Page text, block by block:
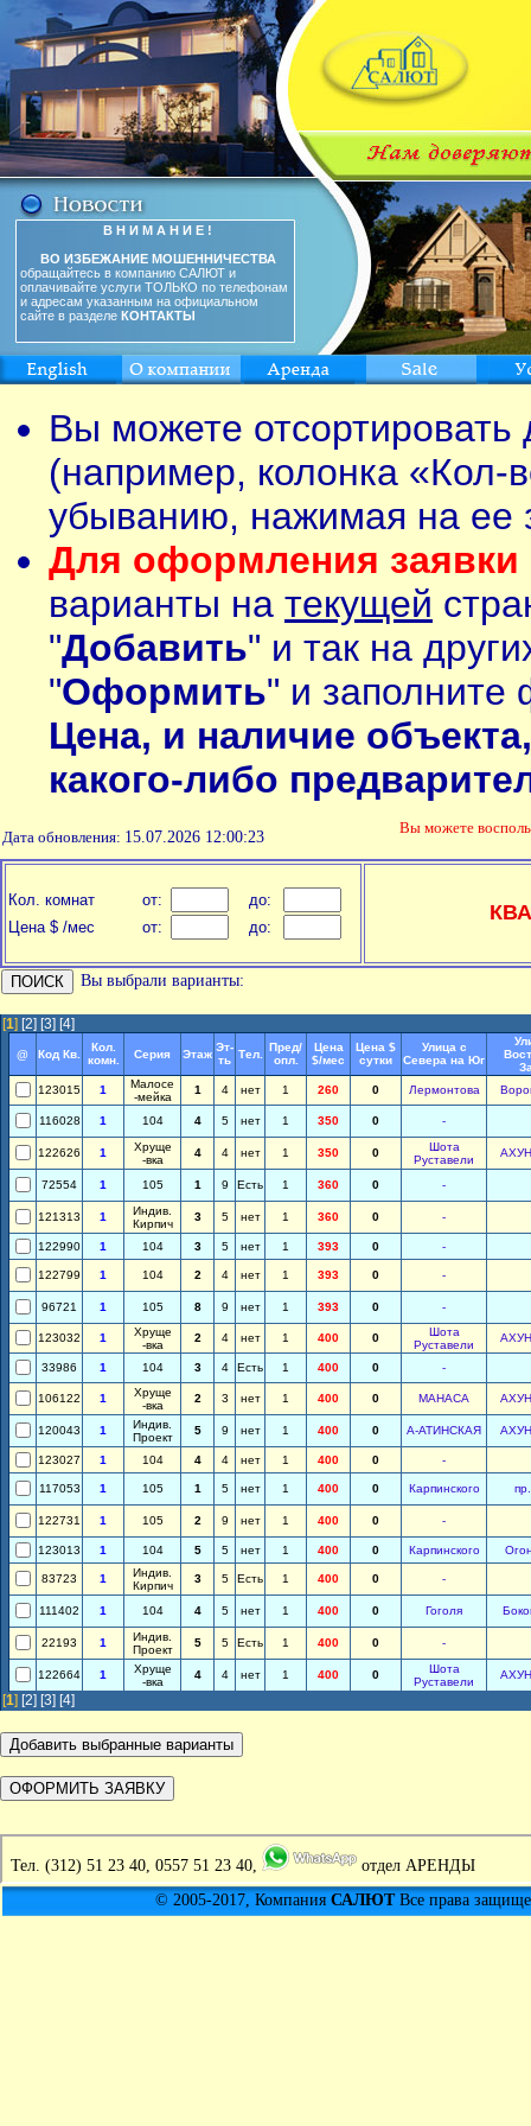
В Н И М А Н И Е !
ВО ИЗБЕЖАНИЕ МОШЕННИЧЕСТВА
обращайтесь в компанию САЛЮТ и
оплачивайте услуги ТОЛЬКО по телефонам
и адресам указанным на официальном
сайте в разделе КОНТАКТЫ
Вы можете
(например, колонка «Кол-
убыванию, нажимая на ее
Для оформления заявки
варианты на текущей
"Добавить" и так на
"Оформить" и заполните
Цена, и наличие
какого-либо
Дата обновления: 15.07.2026 12:00:23
Вы можете
Кол. комнат от:
до:
Цена $ /мес
от: до:
Вы выбрали варианты:
[1] [2] [3] [4]
@ Код Кв.
Кол.
комн.
Серия Этаж
Эт-
ть Тел.
Пред/
опл.
Цена
$/мес
Цена $
сутки
Улица с
Севера на Юг
123015
1
Малосе
-мейка
1 4 нет 1 260 0 Лермонтова
116028 1 104 4 5 нет 1 350 0 -
122626 1
Хруще
-вка
4 4 нет 1 350 0
Шота
Руставели
72554 1 105 1 9 Есть 1 360 0 -
121313 1
Индив.
Кирпич
3 5 нет 1 360 0 -
122990 1 104 3 5 нет 1 393 0 -
122799 1 104 2 4 нет 1 393 0 -
96721 1 105 8 9 нет 1 393 0 -
123032 1
Хруще
-вка
2 4 нет 1 400 0
Шота
Руставели
33986 1 104 3 4 Есть 1 400 0 -
106122 1
Хруще
-вка
2 3 нет 1 400 0 МАНАСА
120043 1
Индив.
Проект
5 9 нет 1 400 0 А-АТИНСКАЯ
123027 1 104 4 4 нет 1 400 0 -
117053 1 105 1 5 нет 1 400 0 Карпинского
122731 1 105 2 9 нет 1 400 0 -
123013 1 104 5 5 нет 1 400 0 Карпинского
83723 1
Индив.
Кирпич
3 5 Есть 1 400 0 -
111402 1 104 4 5 нет 1 400 0 Гоголя
22193 1
Индив.
Проект
5 5 Есть 1 400 0 -
122664 1
Хруще
-вка
4 4 нет 1 400 0
Шота
Руставели
[1] [2] [3] [4]
Тел. (312) 51 23 40, 0557 51 23 40,
отдел АРЕНДЫ
© 2005-2017, Компания САЛЮТВсе права